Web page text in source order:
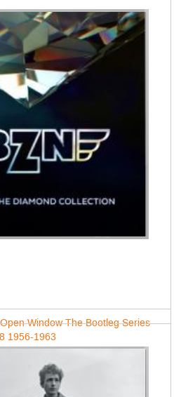
Window The Bootleg Series
1956-1963